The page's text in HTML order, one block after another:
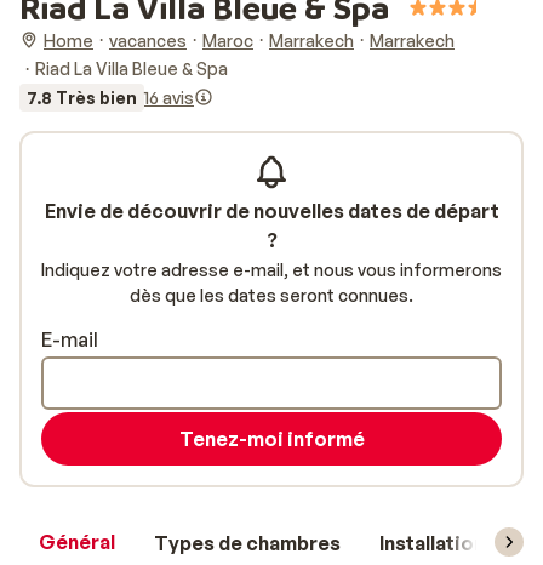
Home vacances Maroc Marrakech
Marrakech
Riad La Villa Bleue & Spa
7.8 Très bien 16 avis
Général Types de chambres Installations
Envie de découvrir de nouvelles dates de départ
?
Indiquez votre adresse e-mail, et nous vous informerons
dès que les dates seront connues.
E-mail
Tenez-moi informé